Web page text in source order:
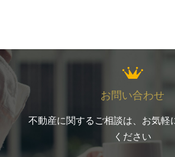
お問い合わせ
不動産に関するご相談は、お気軽
ください